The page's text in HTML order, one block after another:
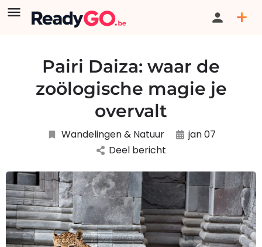
Pairi Daiza: waar de
zoölogische magie je
overvalt
Wandelingen & Natuur
jan 07
Deel bericht